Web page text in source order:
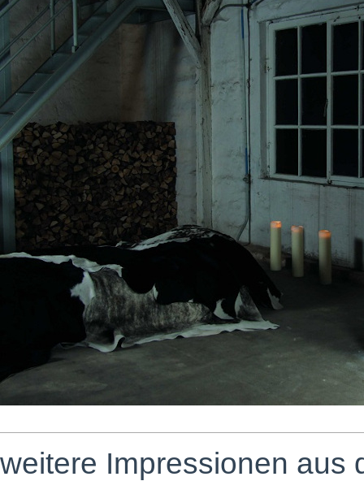
weitere Impressionen aus